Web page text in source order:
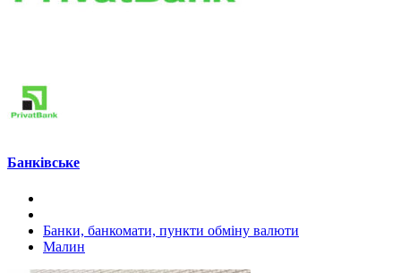
Банківське
Банки, банкомати, пункти обміну валюти
Малин